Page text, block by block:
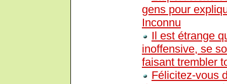
gens pour
Inconnu
Il est étrange
inoffensive, se
faisant trembler
Félicitez-vous